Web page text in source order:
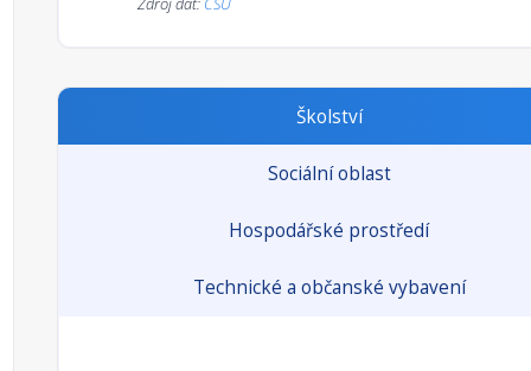
Školství
Sociální oblast
Hospodářské prostředí
Technické a občanské vybavení